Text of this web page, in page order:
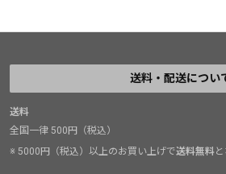
送料・配送につい
送料
全国一律 500円（税込）
※ 5000円（税込）以上のお買い上げで送料無料